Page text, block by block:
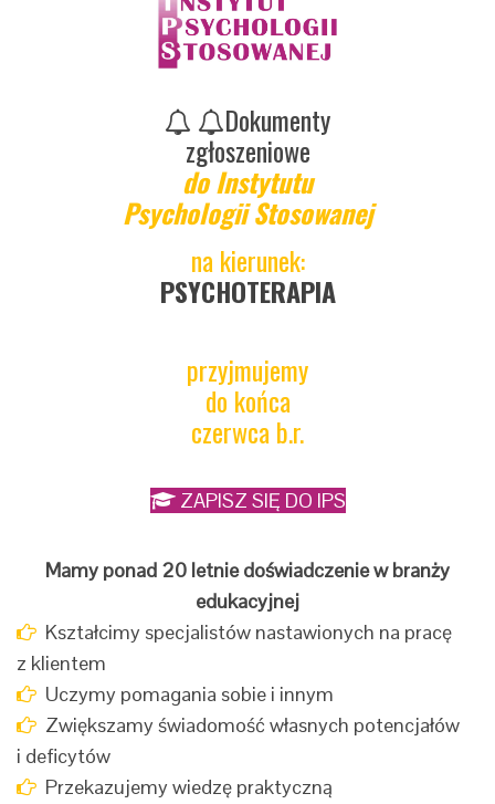
Dokumenty
zgłoszeniowe
do Instytutu
Psychologii Stosowanej
na kierunek:
PSYCHOTERAPIA
przyjmujemy
do końca
czerwca b.r.
ZAPISZ SIĘ DO IPS
Mamy ponad 20 letnie doświadczenie w branży
edukacyjnej
Kształcimy specjalistów nastawionych na pracę
z klientem
Uczymy pomagania sobie i innym
Zwiększamy świadomość własnych potencjałów
i deficytów
Przekazujemy wiedzę praktyczną